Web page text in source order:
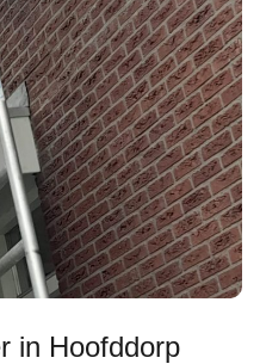
in Hoofddorp